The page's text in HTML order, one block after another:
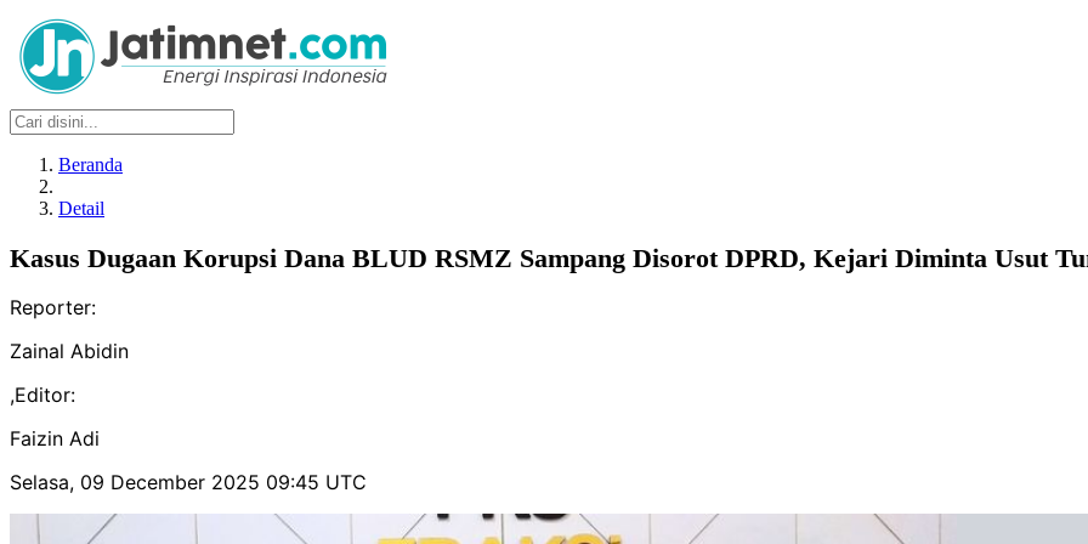
Beranda
Detail
Kasus Dugaan Korupsi Dana BLUD RSMZ Sampang Disorot DPRD, Kejari Diminta Usut
Reporter:
Zainal Abidin
,Editor:
Faizin Adi
Selasa, 09 December 2025 09:45 UTC